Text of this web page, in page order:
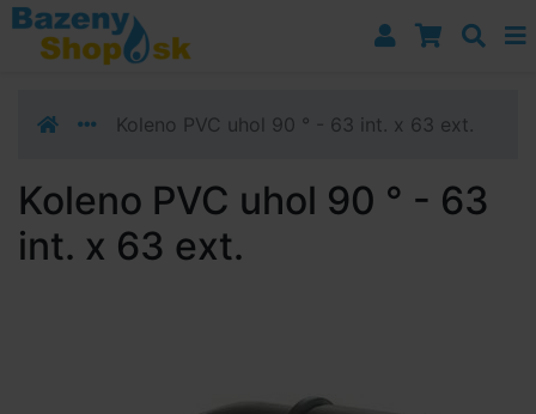
Prejsť k navigácii
Prejsť na obsah
Prejsť k bočnému stĺpci
Koleno PVC uhol 90 ° - 63 int. x 63 ext.
Koleno PVC uhol 90 ° - 63
int. x 63 ext.